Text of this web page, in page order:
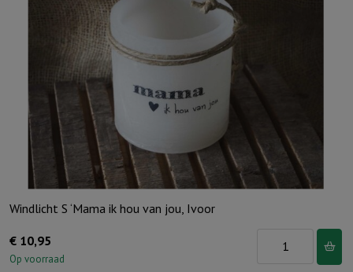
Windlicht S ‘Mama ik hou van jou, Ivoor
€ 10,95
Op voorraad
Windlicht